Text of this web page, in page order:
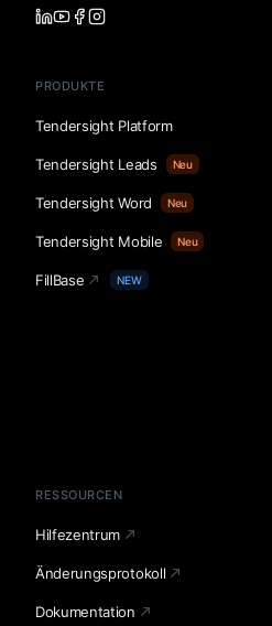
PRODUKTE
Tendersight Platform
Tendersight Leads Neu
Tendersight Word Neu
Tendersight Mobile Neu
FillBase NEW
RESSOURCEN
Hilfezentrum
Änderungsprotokoll
Dokumentation